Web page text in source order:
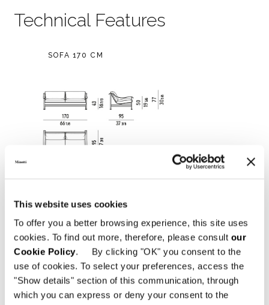
This website uses cookies
To offer you a better browsing experience, this site uses
cookies. To find out more, therefore, please consult our
Cookie Policy. By clicking "OK" you consent to the
use of cookies. To select your preferences, access the
"Show details" section of this communication, through
which you can express or deny your consent to the
Technical Features
SOFA 170 CM